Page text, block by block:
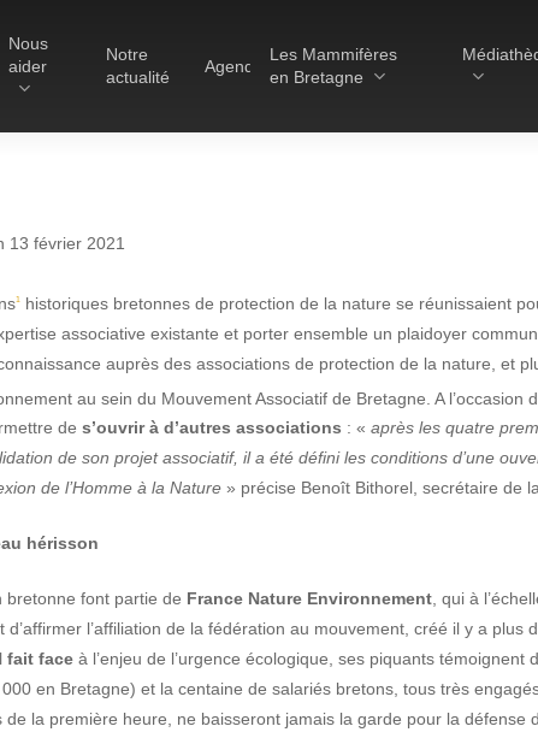
Les Refuges pour les
chauves-souris
Le Fonds pour les
Mammifères
Nous
aider
Notre
actualité
Agenda
Les Mammifères
en Bretagne
FBNE devient FNE-
18 février 2021
13 février 2021
1 historiques bretonnes de protection de la nature se réunissaient
associative existante et porter ensemble un plaidoyer
auprès des associations de protection de la nature, et
au sein du Mouvement Associatif de Bretagne. A
de s’ouvrir à d’autres associations : « après les quatre
de son projet associatif, il a été défini les conditions d’une
de l’Homme à la Nature » précise Benoît Bithorel, secrétaire de
hérisson
bretonne font partie de France Nature Environnement, qui à
l’affiliation de la fédération au mouvement, créé il y a
fait face à l’enjeu de l’urgence écologique, ses piquants témoignent
en Bretagne) et la centaine de salariés bretons, tous très
de la première heure, ne baisseront jamais la garde pour la défense